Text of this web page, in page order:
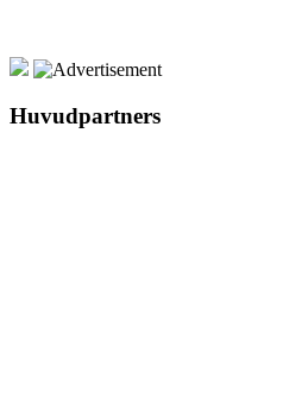
Huvudpartners